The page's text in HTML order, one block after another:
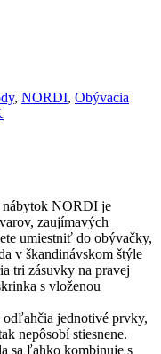
, NORDI, Obývacia
NORDI je
zaujímavých
umiestniť do obývačky,
v škandinávskom štýle
tri zásuvky na pravej
s vloženou
jednotivé prvky,
nepôsobí stiesnene.
sa ľahko kombinuje s